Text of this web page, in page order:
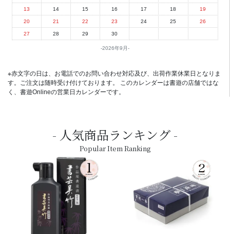
2026年9月
13 14 15 16 17 18 19
20 21 22 23 24 25 26
27 28 29 30
※赤文字の日は、お電話でのお問い合わせ対応及び、出荷作業休業日となりま
す。ご注文は随時受け付けております。 このカレンダーは書遊の店舗ではな
く、書遊Onlineの営業日カレンダーです。
人気商品ランキング
Popular Item Ranking